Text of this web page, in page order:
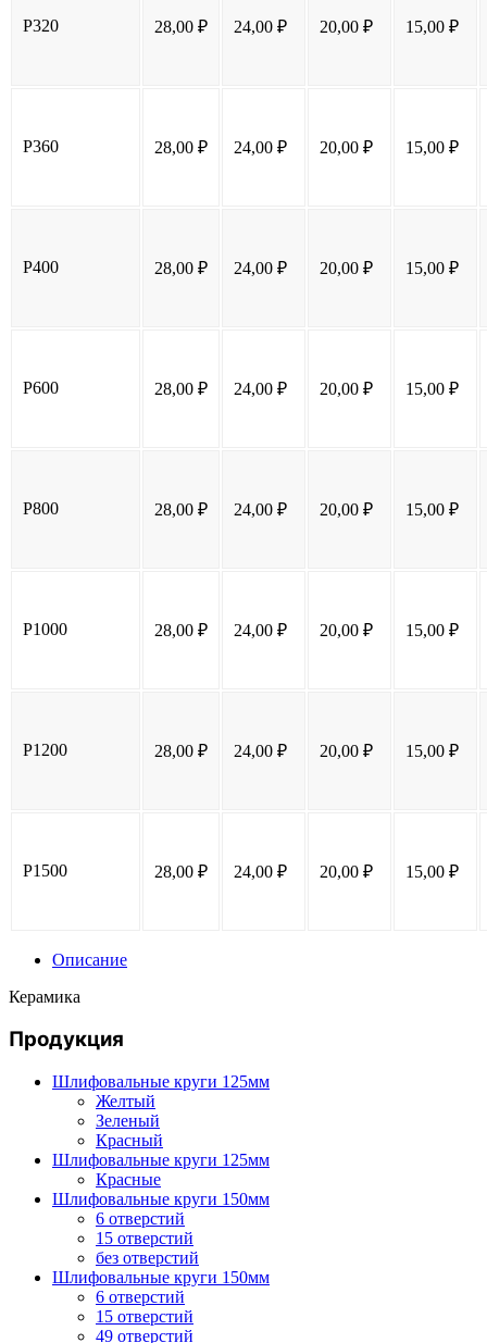
P320 28,00 ₽ 24,00 ₽ 20,00 ₽ 15,00 ₽
P360 28,00 ₽ 24,00 ₽ 20,00 ₽ 15,00 ₽
P400 28,00 ₽ 24,00 ₽ 20,00 ₽ 15,00 ₽
P600 28,00 ₽ 24,00 ₽ 20,00 ₽ 15,00 ₽
P800 28,00 ₽ 24,00 ₽ 20,00 ₽ 15,00 ₽
P1000 28,00 ₽ 24,00 ₽ 20,00 ₽ 15,00 ₽
P1200 28,00 ₽ 24,00 ₽ 20,00 ₽ 15,00 ₽
P1500 28,00 ₽ 24,00 ₽ 20,00 ₽ 15,00 ₽
Описание
Керамика
Продукция
Шлифовальные круги 125мм
Желтый
Зеленый
Красный
Шлифовальные круги 125мм
Красные
Шлифовальные круги 150мм
6 отверстий
15 отверстий
без отверстий
Шлифовальные круги 150мм
6 отверстий
15 отверстий
49 отверстий